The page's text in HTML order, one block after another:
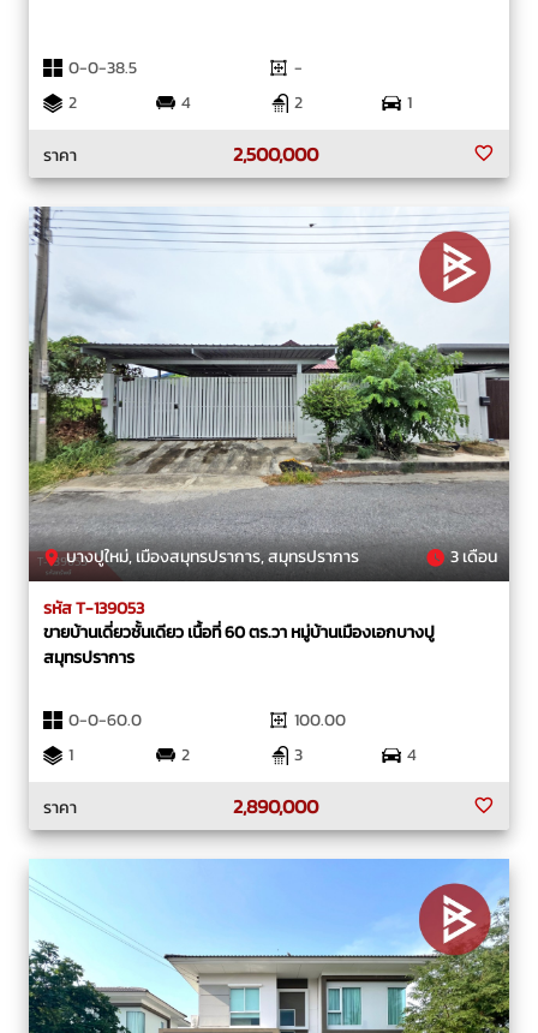
0-0-38.5
-
2
4 2
1
ราคา
2,500,000
บางปูใหม่, เมืองสมุทรปราการ, สมุทรปราการ 3 เดือน
รหัส T-139053
ขายบ้านเดี่ยวชั้นเดียว เนื้อที่ 60 ตร.วา หมู่บ้านเมืองเอกบางปู
สมุทรปราการ
0-0-60.0
100.00
1
2 3
4
ราคา
2,890,000